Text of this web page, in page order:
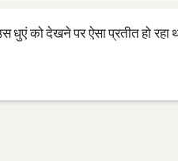
को देखने पर ऐसा प्रतीत हो रहा